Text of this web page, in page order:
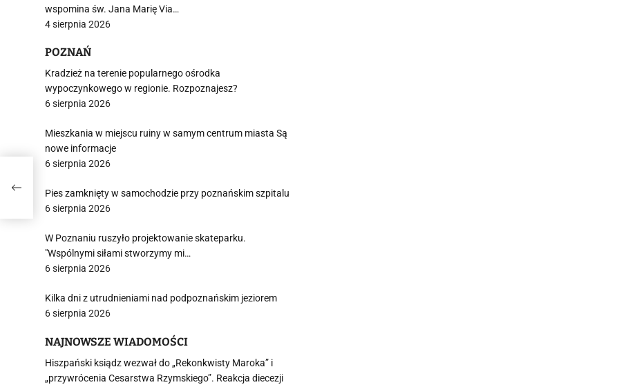
wspomina św. Jana Marię Via…
4 sierpnia 2026
POZNAŃ
Kradzież na terenie popularnego ośrodka
wypoczynkowego w regionie. Rozpoznajesz?
6 sierpnia 2026
Mieszkania w miejscu ruiny w samym centrum miasta Są
nowe informacje
6 sierpnia 2026
Pies zamknięty w samochodzie przy poznańskim szpitalu
6 sierpnia 2026
W Poznaniu ruszyło projektowanie skateparku.
"Wspólnymi siłami stworzymy mi…
6 sierpnia 2026
Kilka dni z utrudnieniami nad podpoznańskim jeziorem
6 sierpnia 2026
NAJNOWSZE WIADOMOŚCI
Hiszpański ksiądz wezwał do „Rekonkwisty Maroka” i
„przywrócenia Cesarstwa Rzymskiego”. Reakcja diecezji